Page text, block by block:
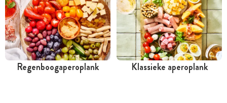
Regenboog­aperoplank Klassieke aperoplank